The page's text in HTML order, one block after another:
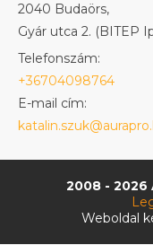
2040 Budaörs,
Gyár utca 2. (BITEP
Telefonszám:
+36704098764
E-mail cím:
2008 - 2026
Weboldal